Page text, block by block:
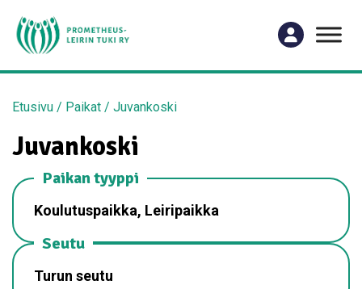
Etusivu / Paikat / Juvankoski
Juvankoski
Paikan tyyppi
Koulutuspaikka, Leiripaikka
Seutu
Turun seutu